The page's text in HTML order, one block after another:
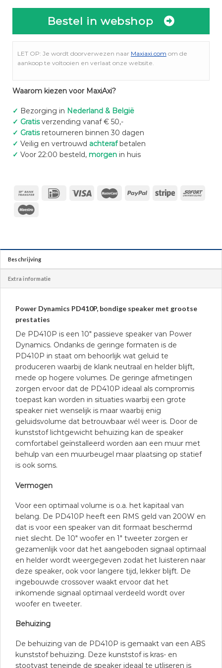
Bestel in webshop
LET OP: Je wordt doorverwezen naar Maxiaxi.com om de
aankoop te voltooien en verlaat onze website.
Waarom kiezen voor MaxiAxi?
✓ Bezorging in Nederland & België
✓ Gratisverzending vanaf € 50,-
✓ Gratisretourneren binnen 30 dagen
✓ Veilig en vertrouwd achterafbetalen
✓ Voor 22:00 besteld, morgenin huis
Beschrijving
Extra informatie
Power Dynamics PD410P, bondige speaker met grootse
prestaties
De PD410P is een 10″ passieve speaker van Power
Dynamics. Ondanks de geringe formaten is de
PD410P in staat om behoorlijk wat geluid te
produceren waarbij de klank neutraal en helder blijft,
mede op hogere volumes. De geringe afmetingen
zorgen ervoor dat de PD410P ideaal als compromis
toepast kan worden in situaties waarbij een grote
speaker niet wenselijk is maar waarbij enig
geluidsvolume dat betrouwbaar wél weer is. Door de
kunststof lichtgewicht behuizing kan de speaker
comfortabel geïnstalleerd worden aan een muur met
behulp van een muurbeugel maar plaatsing op statief
is ook soms.
Vermogen
Voor een optimaal volume is o.a. het kapitaal van
belang. De PD410P heeft een RMS geld van 200W en
dat is voor een speaker van dit formaat beschermd
niet slecht. De 10″ woofer en 1″ tweeter zorgen er
gezamenlijk voor dat het aangeboden signaal optimaal
en helder wordt weergegeven zodat het luisteren naar
deze speaker, ook voor langere tijd, lekker blijft. De
ingebouwde crossover waakt ervoor dat het
inkomende signaal optimaal verdeeld wordt over
woofer en tweeter.
Behuizing
De behuizing van de PD410P is gemaakt van een ABS
kunststof behuizing. Deze kunststof is kras- en
stootvast teneinde de speaker ideaal te utliseren is